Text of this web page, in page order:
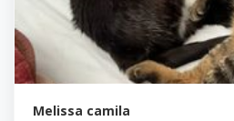
Melissa camila